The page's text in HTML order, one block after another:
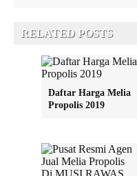
RELATED POSTS
Daftar Harga Melia
Propolis 2019